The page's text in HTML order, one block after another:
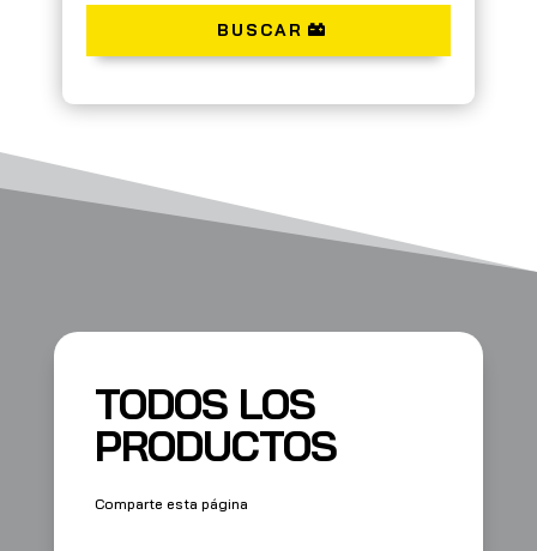
BUSCAR
TODOS LOS
PRODUCTOS
Comparte esta página